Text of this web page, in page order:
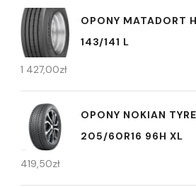
OPONY MATADORT
143/141 L
1 427,00zł
OPONY NOKIAN
205/60R16 96H XL
419,50zł